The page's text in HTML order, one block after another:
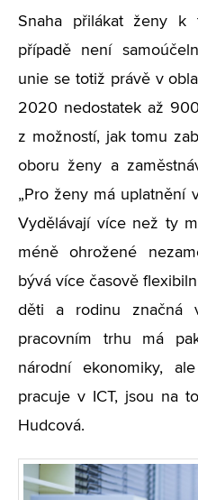
Snaha přilákat ženy k
případě není
unie se totiž právě v
2020 nedostatek až
z možností, jak tomu
oboru ženy a
„Pro ženy má uplatnění
Vydělávají více než ty
méně ohrožené
bývá více časově
děti a rodinu značná
pracovním trhu má
národní ekonomiky,
pracuje v ICT, jsou na
Hudcová.